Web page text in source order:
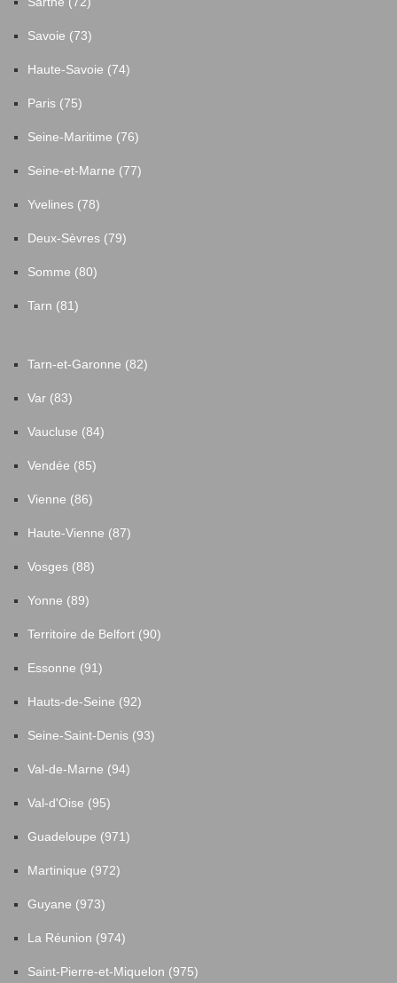
Savoie (73)
Haute-Savoie (74)
Paris (75)
Seine-Maritime (76)
Seine-et-Marne (77)
Yvelines (78)
Deux-Sèvres (79)
Somme (80)
Tarn (81)
Tarn-et-Garonne (82)
Var (83)
Vaucluse (84)
Vendée (85)
Vienne (86)
Haute-Vienne (87)
Vosges (88)
Yonne (89)
Territoire de Belfort (90)
Essonne (91)
Hauts-de-Seine (92)
Seine-Saint-Denis (93)
Val-de-Marne (94)
Val-d'Oise (95)
Guadeloupe (971)
Martinique (972)
Guyane (973)
La Réunion (974)
Saint-Pierre-et-Miquelon (975)